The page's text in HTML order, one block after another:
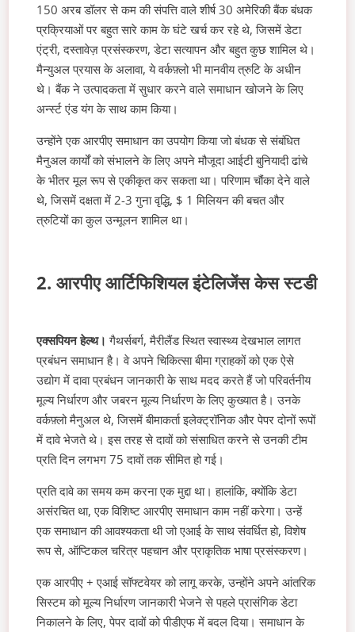
150 अरब डॉलर से कम की संपत्ति वाले शीर्ष 30 अमेरिकी बैंक बंधक
प्रक्रियाओं पर बहुत सारे काम के घंटे खर्च कर रहे थे, जिसमें डेटा
एंट्री, दस्तावेज़ प्रसंस्करण, डेटा सत्यापन और बहुत कुछ शामिल थे।
मैन्युअल प्रयास के अलावा, ये वर्कफ़्लो भी मानवीय त्रुटि के अधीन
थे। बैंक ने उत्पादकता में सुधार करने वाले समाधान खोजने के लिए
अर्न्स्ट एंड यंग के साथ काम किया।
उन्होंने एक आरपीए समाधान का उपयोग किया जो बंधक से संबंधित
मैनुअल कार्यों को संभालने के लिए अपने मौजूदा आईटी बुनियादी ढांचे
के भीतर मूल रूप से एकीकृत कर सकता था। परिणाम चौंका देने वाले
थे, जिसमें दक्षता में 2-3 गुना वृद्धि, $ 1 मिलियन की बचत और
त्रुटियों का कुल उन्मूलन शामिल था।
2. आरपीए आर्टिफिशियल इंटेलिजेंस केस स्टडी
एक्सपियन हेल्थ। गैथर्सबर्ग, मैरीलैंड स्थित स्वास्थ्य देखभाल लागत
प्रबंधन समाधान है। वे अपने चिकित्सा बीमा ग्राहकों को एक ऐसे
उद्योग में दावा प्रबंधन जानकारी के साथ मदद करते हैं जो परिवर्तनीय
मूल्य निर्धारण और जबरन मूल्य निर्धारण के लिए कुख्यात है। उनके
वर्कफ़्लो मैनुअल थे, जिसमें बीमाकर्ता इलेक्ट्रॉनिक और पेपर दोनों रूपों
में दावे भेजते थे। इस तरह से दावों को संसाधित करने से उनकी टीम
प्रति दिन लगभग 75 दावों तक सीमित हो गई।
प्रति दावे का समय कम करना एक मुद्दा था। हालांकि, क्योंकि डेटा
असंरचित था, एक विशिष्ट आरपीए समाधान काम नहीं करेगा। उन्हें
एक समाधान की आवश्यकता थी जो एआई के साथ संवर्धित हो, विशेष
रूप से, ऑप्टिकल चरित्र पहचान और प्राकृतिक भाषा प्रसंस्करण।
एक आरपीए + एआई सॉफ्टवेयर को लागू करके, उन्होंने अपने आंतरिक
सिस्टम को मूल्य निर्धारण जानकारी भेजने से पहले प्रासंगिक डेटा
निकालने के लिए, पेपर दावों को पीडीएफ में बदल दिया। समाधान के